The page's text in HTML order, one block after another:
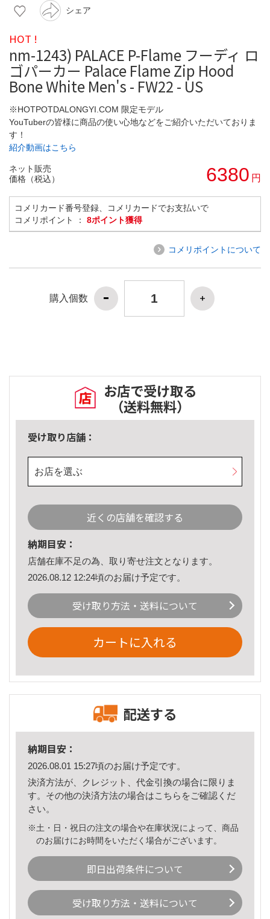
シェア
HOT !
nm-1243) PALACE P-Flame フーディ ロ
ゴパーカー Palace Flame Zip Hood
Bone White Men's - FW22 - US
※HOTPOTDALONGYI.COM 限定モデル
YouTuberの皆様に商品の使い心地などをご紹介いただいておりま
す！
紹介動画はこちら
ネット販売
価格（税込）
6380 円
コメリカード番号登録、コメリカードでお支払いで
コメリポイント ： 8ポイント獲得
コメリポイントについて
購入個数
お店で受け取る
（送料無料）
受け取り店舗：
お店を選ぶ
近くの店舗を確認する
納期目安：
店舗在庫不足の為、取り寄せ注文となります。
2026.08.12 12:24頃のお届け予定です。
受け取り方法・送料について
カートに入れる
配送する
納期目安：
2026.08.01 15:27頃のお届け予定です。
決済方法が、クレジット、代金引換の場合に限りま
す。その他の決済方法の場合はこちら をご確認くだ
さい。
※土・日・祝日の注文の場合や在庫状況によって、商品
のお届けにお時間をいただく場合がございます。
即日出荷条件について
受け取り方法・送料について